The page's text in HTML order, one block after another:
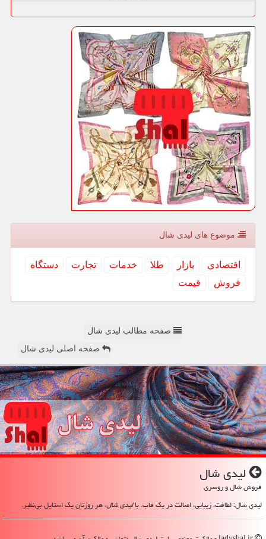
موضوع های لیدی شال
اقتصادی بازار طلا خدمات تجارت
دستگاه
فروش
قیمت
صفحه مطالب لیدی شال
صفحه اصلی لیدی شال
لیدی شال
فروش شال و روسری
لیدی شال: لطافت، زیبایی، اصالت در یک قاب. بالیدی شال، هر روزتان یک استایل بی‌نظیر.